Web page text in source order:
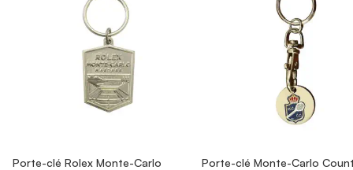
Porte-clé Rolex Monte-Carlo
Porte-clé Monte-Carlo